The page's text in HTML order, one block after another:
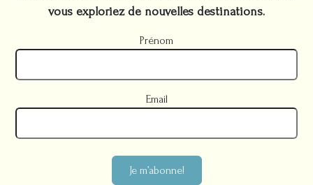
vous exploriez de nouvelles destinations.
Prénom
Email
Je m’abonne!